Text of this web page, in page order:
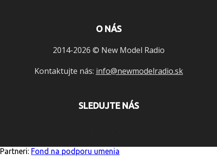
O NÁS
2014-2026 © New Model Radio
Kontaktujte nás: info@newmodelradio.sk
SLEDUJTE NÁS
Partneri: Fond na podporu umenia